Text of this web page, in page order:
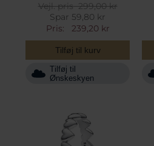
Vejl. pris299,00 kr
Spar 59,80 kr
Pris:
239,20 kr
Tilføj til kurv
Tilføj til
Ønskeskyen